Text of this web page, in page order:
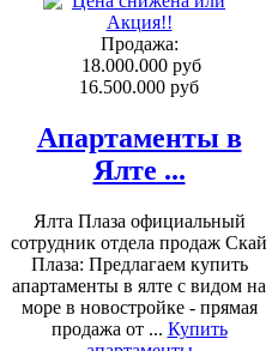
Продажа:
18.000.000 руб
16.500.000 руб
Апартаменты в
Ялте ...
Ялта Плаза официальный
сотрудник отдела продаж Скай
Плаза: Предлагаем купить
апартаменты в ялте с видом на
море в новостройке - прямая
продажа от ... Купить